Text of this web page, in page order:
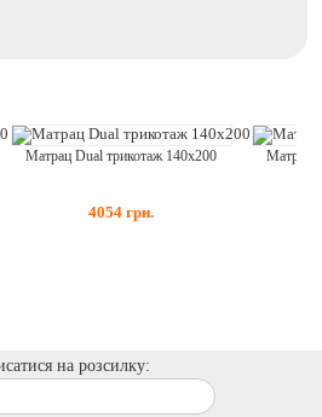
Матрац Dual трикотаж 140x200
4054 грн.
Матрац
на розсилку: